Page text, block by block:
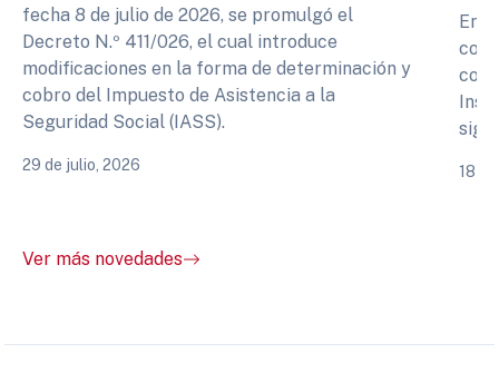
fecha 8 de julio de 2026, se promulgó el
Decreto N.º 411/026, el cual introduce
modificaciones en la forma de determinación y
cobro del Impuesto de Asistencia a la
Seguridad Social (IASS).
29 de julio, 2026
En
18
Ver más novedades